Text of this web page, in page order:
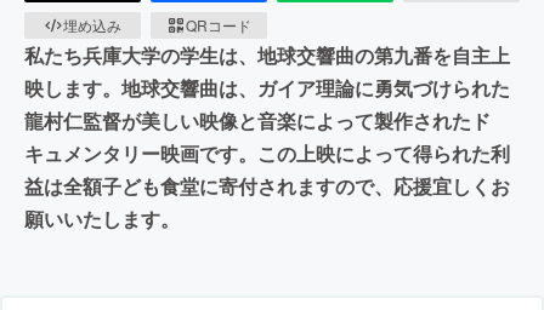
埋め込み
QRコード
私たち兵庫大学の学生は、地球交響曲の第九番を自主上
映します。地球交響曲は、ガイア理論に勇気づけられた
龍村仁監督が美しい映像と音楽によって製作されたド
キュメンタリー映画です。この上映によって得られた利
益は全額子ども食堂に寄付されますので、応援宜しくお
願いいたします。